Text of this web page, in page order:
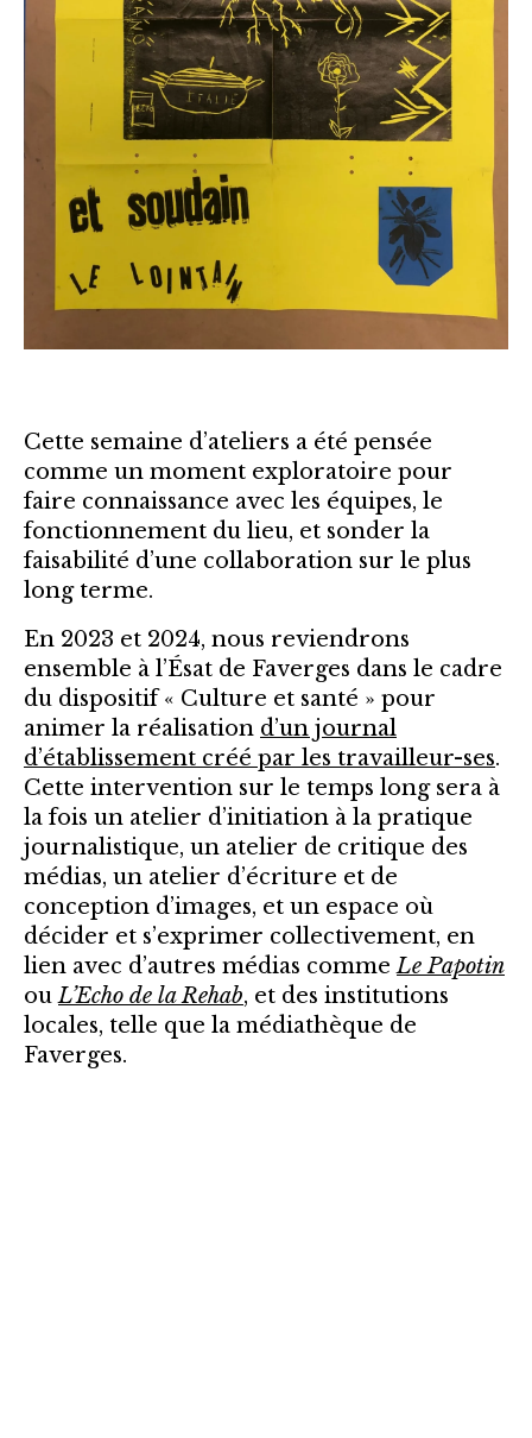
Cette semaine d’ateliers a été pensée
comme un moment exploratoire pour
faire connaissance avec les équipes, le
fonctionnement du lieu, et sonder la
faisabilité d’une collaboration sur le plus
long terme.
En 2023 et 2024, nous reviendrons
ensemble à l’Ésat de Faverges dans le cadre
du dispositif « Culture et santé » pour
animer la réalisation d’un journal
d’établissement créé par les travailleur-ses.
Cette intervention sur le temps long sera à
la fois un atelier d’initiation à la pratique
journalistique, un atelier de critique des
médias, un atelier d’écriture et de
conception d’images, et un espace où
décider et s’exprimer collectivement, en
lien avec d’autres médias commeLe Papotin
ouL’Echo de la Rehab, et des institutions
locales, telle que la médiathèque de
Faverges.